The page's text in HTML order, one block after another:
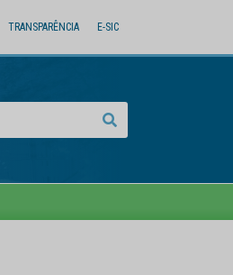
TRANSPARÊNCIA E-SIC